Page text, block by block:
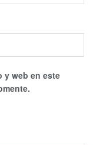
y web en este